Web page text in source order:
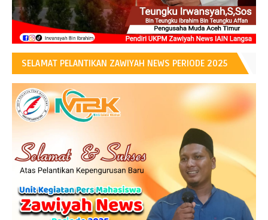
SELAMAT PELANTIKAN ZAWIYAH NEWS PERIODE 2025